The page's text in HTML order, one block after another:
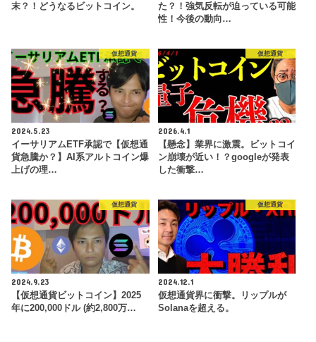
末？！どうなるビットコイン。
た？！強気反転が迫っている可能
性！今後の動向…
仮想通貨
2024.5.23
イーサリアムETF承認で【仮想通
貨急騰か？】AI系アルトコイン爆
上げの理…
仮想通貨
2026.4.1
【懸念】業界に激震。ビットコイ
ン崩壊が近い！？googleが発表
した衝撃…
仮想通貨
2024.9.23
【仮想通貨ビットコイン】2025
年に200,000ドル (約2,800万…
仮想通貨
2024.12.1
仮想通貨界に衝撃。リップルが
Solanaを超える。